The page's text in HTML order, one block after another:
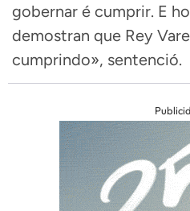
gobernar é cumprir. E
demostran que Rey
cumprindo», sentenció.